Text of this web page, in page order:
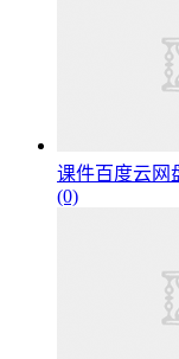
课件百度云网
(0)